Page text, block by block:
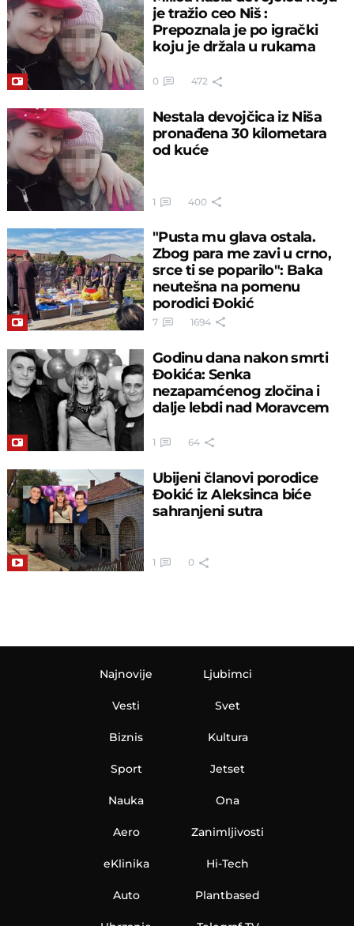
je tražio ceo Niš :
Prepoznala je po igrački
koju je držala u rukama
0 472
Nestala devojčica iz Niša
pronađena 30 kilometara
od kuće
1 400
"Pusta mu glava ostala.
Zbog para me zavi u crno,
srce ti se poparilo": Baka
neutešna na pomenu
porodici Đokić
7 1694
Godinu dana nakon smrti
Đokića: Senka
nezapamćenog zločina i
dalje lebdi nad Moravcem
1 64
Ubijeni članovi porodice
Đokić iz Aleksinca biće
sahranjeni sutra
1 0
Najnovije
Vesti
Biznis
Sport
Nauka
Aero
Ljubimci
Svet
Kultura
Jetset
Ona
Zanimljivosti
eKlinika Hi-Tech
Auto Plantbased